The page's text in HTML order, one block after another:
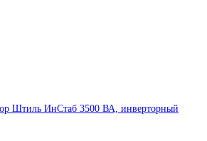
Штиль ИнСтаб 3500 ВА, инверторный